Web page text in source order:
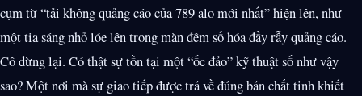
cụm từ “tải không quảng cáo của 789 alo mới nhất” hiện lên, như
một tia sáng nhỏ lóe lên trong màn đêm số hóa đầy rẫy quảng cáo.
Cô dừng lại. Có thật sự tồn tại một “ốc đảo” kỹ thuật số như vậy
sao? Một nơi mà sự giao tiếp được trả về đúng bản chất tinh khiết